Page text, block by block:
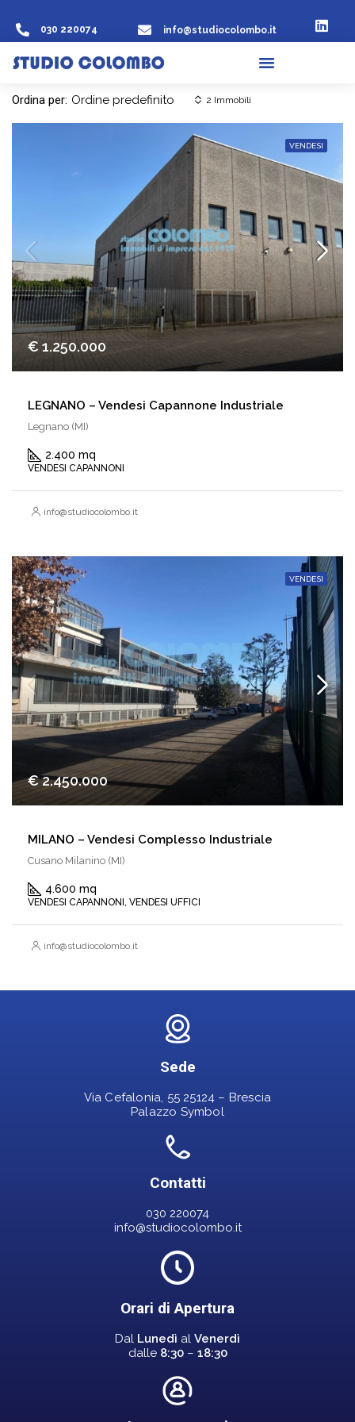
030 220074 info@studiocolombo.it
2 Immobili
Ordina per: Ordine predefinito
VENDESI
€ 1.250.000
LEGNANO – Vendesi Capannone Industriale
Legnano (MI)
2.400 mq
VENDESI CAPANNONI
info@studiocolombo.it
VENDESI
€ 2.450.000
MILANO – Vendesi Complesso Industriale
Cusano Milanino (MI)
4.600 mq
VENDESI CAPANNONI, VENDESI UFFICI
info@studiocolombo.it
Sede
Via Cefalonia, 55 25124 – Brescia
Palazzo Symbol
Contatti
030 220074
info@studiocolombo.it
Orari di Apertura
Dal Lunedì al Venerdì
dalle 8:30– 18:30